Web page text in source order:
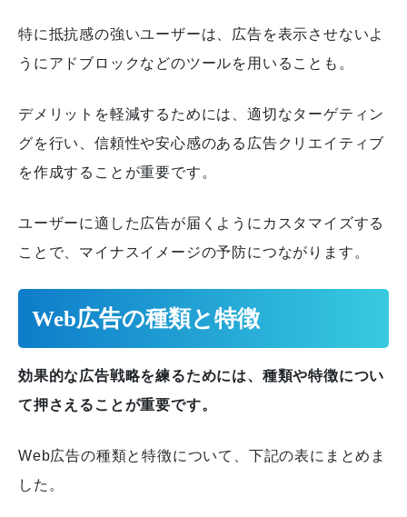
特に抵抗感の強いユーザーは、広告を表示させないよ
うにアドブロックなどのツールを用いることも。
デメリットを軽減するためには、適切なターゲティン
グを行い、信頼性や安心感のある広告クリエイティブ
を作成することが重要です。
ユーザーに適した広告が届くようにカスタマイズする
ことで、マイナスイメージの予防につながります。
Web広告の種類と特徴
効果的な広告戦略を練るためには、種類や特徴につい
て押さえることが重要です。
Web広告の種類と特徴について、下記の表にまとめま
した。